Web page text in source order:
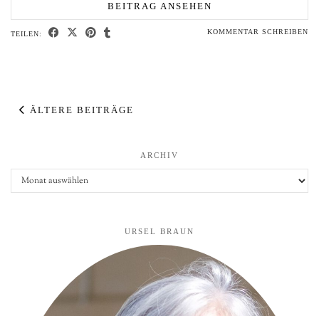
BEITRAG ANSEHEN
TEILEN: KOMMENTAR SCHREIBEN
ÄLTERE BEITRÄGE
ARCHIV
Archiv
URSEL BRAUN